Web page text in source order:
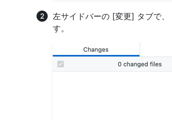
左サイドバーの [変更] タブで、
す。